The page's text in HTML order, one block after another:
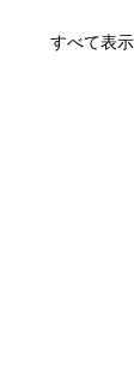
すべて表示